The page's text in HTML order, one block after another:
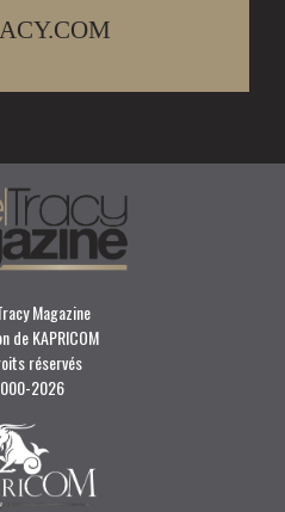
Magazine
de KAPRICOM
réservés
2026